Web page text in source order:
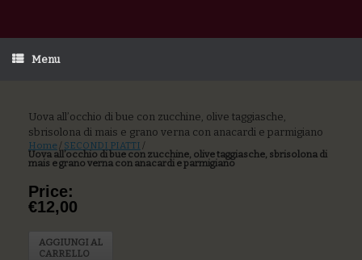
Menu
Uova all’occhio di bue con zucchine, olive taggiasche,
sbrisolona di mais e grano verna con anacardi e parmigiano
Home / SECONDI PIATTI /
Uova all’occhio di bue con zucchine, olive taggiasche, sbrisolona di
mais e grano verna con anacardi e parmigiano
Price:
€12,00
AGGIUNGI AL
CARRELLO